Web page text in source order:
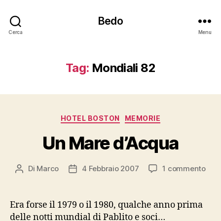
Cerca
Bedo
Menu
Tag: Mondiali 82
Categorie
HOTEL BOSTON MEMORIE
Un Mare d’Acqua
Autore
Di Marco
Data4 Febbraio 2007 1 commentosu
Era forse il 1979 o il 1980, qualche anno prima
delle notti mundial di Pablito e soci…